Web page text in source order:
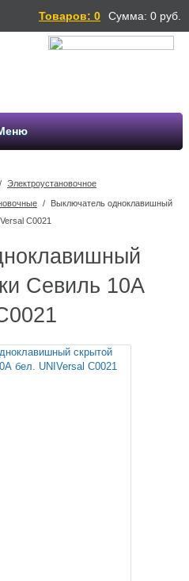
Товаров: 0 Сумма: 0 руб.
/ Электроустановочное
/
Выключатель одноклавишный
С0021
Севиль 10А